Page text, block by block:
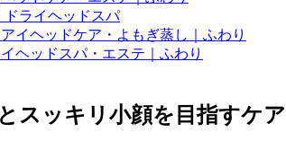
ライヘッドスパ
イヘッドケア・よもぎ蒸し｜ふわり
ヘッドスパ・エステ｜ふわり
スッキリ小顔を目指すケア